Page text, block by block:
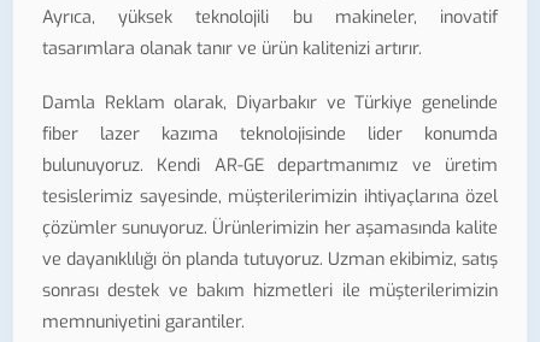
Ayrıca, yüksek teknolojili bu makineler, inovatif
tasarımlara olanak tanır ve ürün kalitenizi artırır.
Damla Reklam olarak, Diyarbakır ve Türkiye genelinde
fiber lazer kazıma teknolojisinde lider konumda
bulunuyoruz. Kendi AR-GE departmanımız ve üretim
tesislerimiz sayesinde, müşterilerimizin ihtiyaçlarına özel
çözümler sunuyoruz. Ürünlerimizin her aşamasında kalite
ve dayanıklılığı ön planda tutuyoruz. Uzman ekibimiz, satış
sonrası destek ve bakım hizmetleri ile müşterilerimizin
memnuniyetini garantiler.